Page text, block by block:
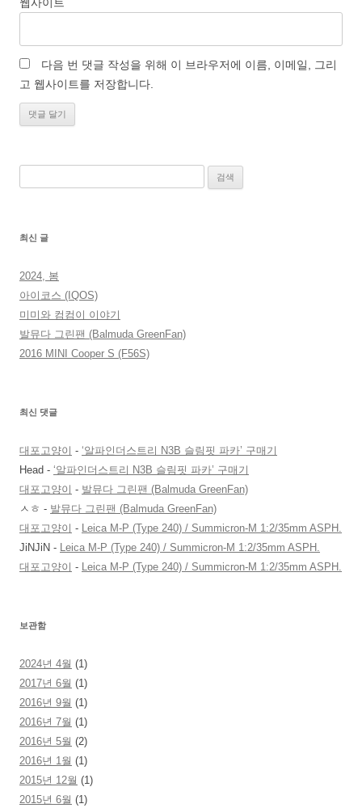
다음 번 댓글 작성을 위해 이 브라우저에 이름, 이메일, 그리
고 웹사이트를 저장합니다.
최신 글
2024, 봄
아이코스 (IQOS)
미미와 컴컴이 이야기
발뮤다 그린팬 (Balmuda GreenFan)
2016 MINI Cooper S (F56S)
최신 댓글
대포고양이 - ‘알파인더스트리 N3B 슬림핏 파카’ 구매기
Head - ‘알파인더스트리 N3B 슬림핏 파카’ 구매기
대포고양이 - 발뮤다 그린팬 (Balmuda GreenFan)
ㅅㅎ - 발뮤다 그린팬 (Balmuda GreenFan)
대포고양이 - Leica M-P (Type 240) / Summicron-M 1:2/35mm ASPH.
JiNJiN - Leica M-P (Type 240) / Summicron-M 1:2/35mm ASPH.
대포고양이 - Leica M-P (Type 240) / Summicron-M 1:2/35mm ASPH.
보관함
2024년 4월 (1)
2017년 6월 (1)
2016년 9월 (1)
2016년 7월 (1)
2016년 5월 (2)
2016년 1월 (1)
2015년 12월 (1)
2015년 6월 (1)